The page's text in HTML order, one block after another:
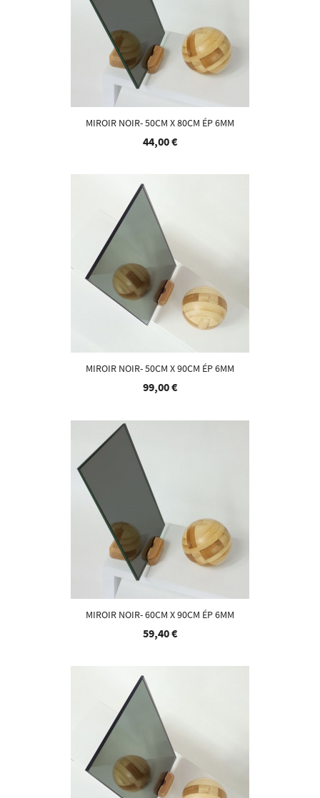
MIROIR NOIR- 50CM X 80CM ÉP 6MM
44,00 €
MIROIR NOIR- 50CM X 90CM ÉP 6MM
99,00 €
MIROIR NOIR- 60CM X 90CM ÉP 6MM
59,40 €